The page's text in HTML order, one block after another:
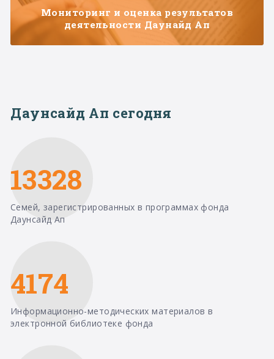
Мониторинг и оценка результатов
деятельности Даунайд Ап
Даунсайд Ап сегодня
13328
Семей, зарегистрированных в программах фонда
Даунсайд Ап
4174
Информационно-методических материалов в
электронной библиотеке фонда